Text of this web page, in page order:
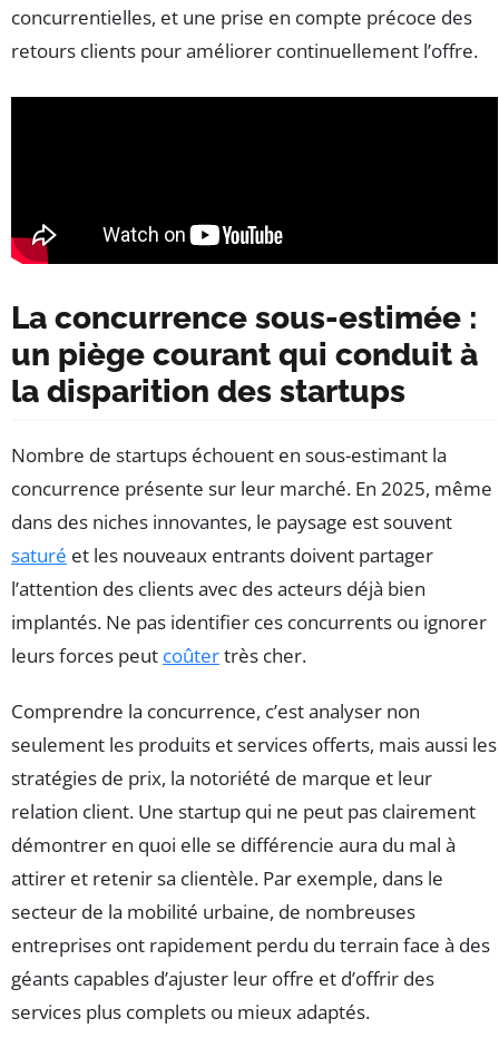
concurrentielles, et une prise en compte précoce des
retours clients pour améliorer continuellement l’offre.
La concurrence sous-estimée :
un piège courant qui conduit à
la disparition des startups
Nombre de startups échouent en sous-estimant la
concurrence présente sur leur marché. En 2025, même
dans des niches innovantes, le paysage est souvent
saturé et les nouveaux entrants doivent partager
l’attention des clients avec des acteurs déjà bien
implantés. Ne pas identifier ces concurrents ou ignorer
leurs forces peut coûtertrès cher.
Comprendre la concurrence, c’est analyser non
seulement les produits et services offerts, mais aussi les
stratégies de prix, la notoriété de marque et leur
relation client. Une startup qui ne peut pas clairement
démontrer en quoi elle se différencie aura du mal à
attirer et retenir sa clientèle. Par exemple, dans le
secteur de la mobilité urbaine, de nombreuses
entreprises ont rapidement perdu du terrain face à des
géants capables d’ajuster leur offre et d’offrir des
services plus complets ou mieux adaptés.